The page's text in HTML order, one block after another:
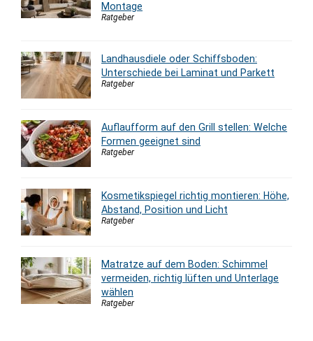
Montage
Ratgeber
Landhausdiele oder Schiffsboden:
Unterschiede bei Laminat und Parkett
Ratgeber
Auflaufform auf den Grill stellen: Welche
Formen geeignet sind
Ratgeber
Kosmetikspiegel richtig montieren: Höhe,
Abstand, Position und Licht
Ratgeber
Matratze auf dem Boden: Schimmel
vermeiden, richtig lüften und Unterlage
wählen
Ratgeber